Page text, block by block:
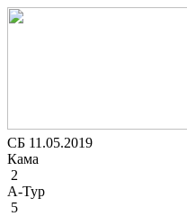
СБ 11.05.2019
Кама
2
А-Тур
5